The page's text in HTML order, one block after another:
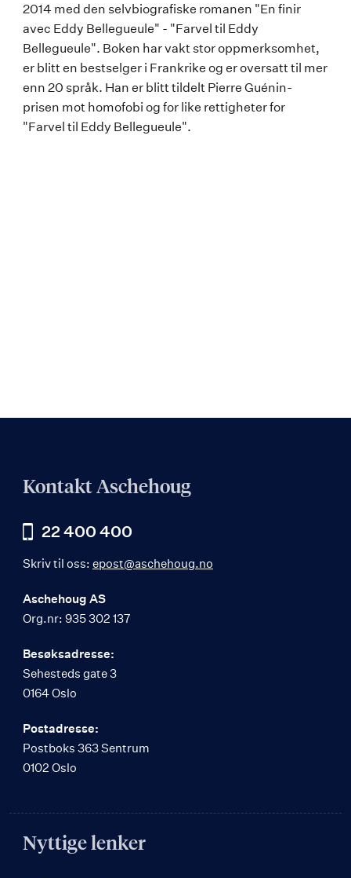
2014 med den selvbiografiske romanen "En finir
avec Eddy Bellegueule" - "Farvel til Eddy
Bellegueule". Boken har vakt stor oppmerksomhet,
er blitt en bestselger i Frankrike og er oversatt til mer
enn 20 språk. Han er blitt tildelt Pierre Guénin-
prisen mot homofobi og for like rettigheter for
"Farvel til Eddy Bellegueule".
Kontakt Aschehoug
22 400 400
Skriv til oss: epost@aschehoug.no
Aschehoug AS
Org.nr: 935 302 137
Besøksadresse:
Sehesteds gate 3
0164 Oslo
Postadresse:
Postboks 363 Sentrum
0102 Oslo
Nyttige lenker